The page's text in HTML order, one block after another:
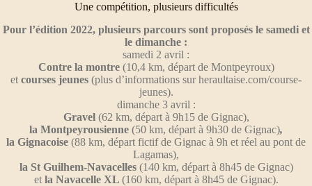
Une compétition, plusieurs difficultés
Pour l’édition 2022, plusieurs parcours sont proposés le samedi et
le dimanche :
samedi 2 avril :
Contre la montre (10,4 km, départ de Montpeyroux)
et courses jeunes (plus d’informations surheraultaise.com/course-
jeunes).
dimanche 3 avril :
Gravel (62 km, départ à 9h15 de Gignac),
la Montpeyrousienne (50 km, départ à 9h30 de Gignac),
la Gignacoise (88 km, départ fictif de Gignac à 9h et réel au pont de
Lagamas),
la St Guilhem-Navacelles(140 km, départ à 8h45 de Gignac)
et la Navacelle XL (160 km, départ à 8h45 de Gignac).